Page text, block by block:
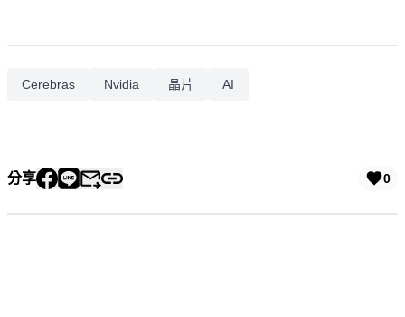
Cerebras Nvidia 晶片 AI
分享 0